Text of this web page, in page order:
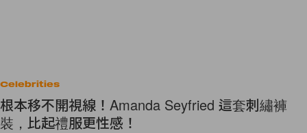
Celebrities
根本移不開視線！Amanda Seyfried 這套刺繡褲
裝，比起禮服更性感！